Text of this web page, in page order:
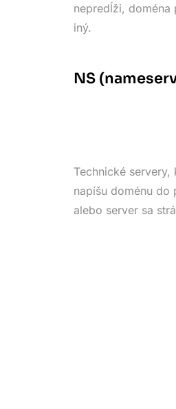
nepredĺži, doména
iný.
NS
Technické
napíšu doménu do
alebo server sa